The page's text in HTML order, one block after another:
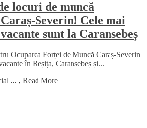
locuri de muncă
Severin! Cele mai
sunt la Caransebeș
Ocuparea Forței de Muncă Caraș-Severin
în Reșița, Caransebeș și...
... , Read More